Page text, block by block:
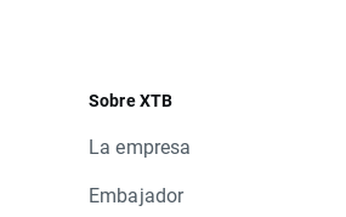
Sobre XTB
La empresa
Embajador